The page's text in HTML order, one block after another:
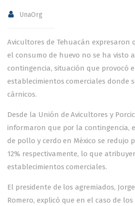
UnaOrg
Avicultores de Tehuacán expresaron
el consumo de huevo no se ha visto
contingencia, situación que provocó
establecimientos comerciales donde
cárnicos.
Desde la Unión de Avicultores y
informaron que por la contingencia,
de pollo y cerdo en México se redujo
12% respectivamente, lo que
establecimientos comerciales.
El presidente de los agremiados,
Romero, explicó que en el caso de